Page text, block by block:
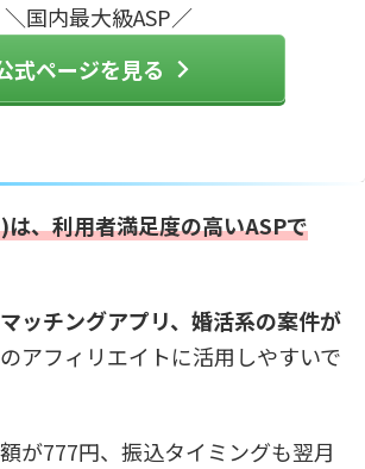
＼国内最大級ASP／
式ページを見る
、利用者満足度の高いASPで
ッチングアプリ、婚活系の案件が
アフィリエイトに活用しやすいで
が777円、振込タイミングも翌月